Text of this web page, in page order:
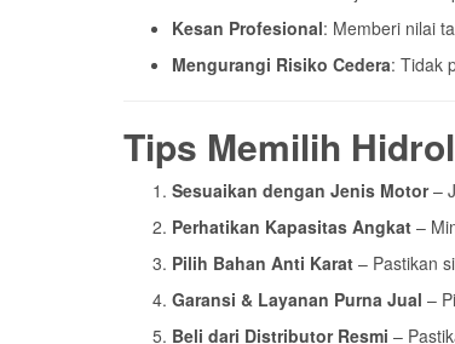
Perhatikan Kapasitas Angkat–
Pilih Bahan Anti Karat– Pastikan
Beli dari Distributor Resmi –
Dimana Bisa
Anda bisa membeli hidrolik cuci motor di